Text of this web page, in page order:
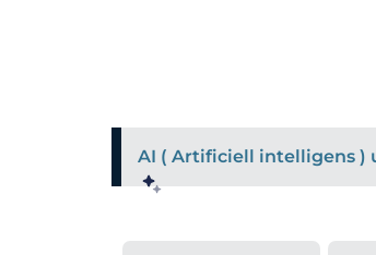
AI ( Artificiell intelligens )